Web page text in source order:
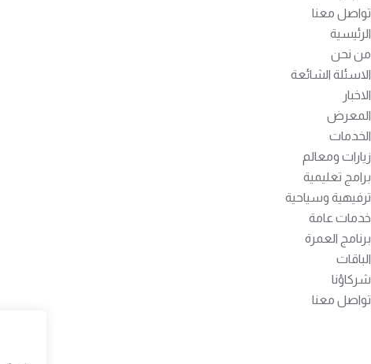
تواصل معنا
الرئيسية
من نحن
الاسئلة الشائعة
الاخبار
المعرض
الخدمات
زيارات ومعالم
برامج تعليمية
ترفيهية وسياحية
خدمات عامة
برنامج العمرة
الباقات
شركاؤنا
تواصل معنا